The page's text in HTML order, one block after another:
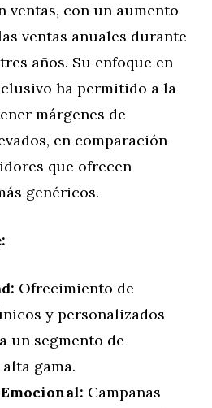
ventas, con un aumento
ventas anuales durante
años. Su enfoque en
ha permitido a la
márgenes de
en comparación
que ofrecen
genéricos.
Ofrecimiento de
y personalizados
un segmento de
gama.
Campañas